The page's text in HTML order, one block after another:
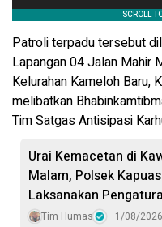
Patroli terpadu tersebut
Lapangan 04 Jalan Mahir
Kelurahan Kameloh Baru,
melibatkan
Tim Satgas Antisipasi
Urai Kemacetan di
Malam, Polsek
Laksanakan
Tim Humas 1/08/2026